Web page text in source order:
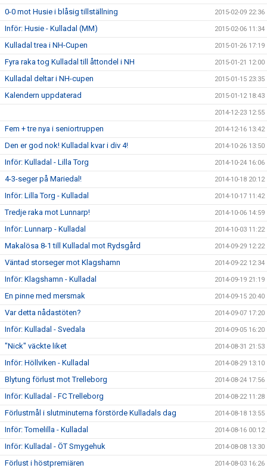
0-0 mot Husie i blåsig tillställning 2015-02-09 22:36
Inför: Husie - Kulladal (MM) 2015-02-06 11:34
Kulladal trea i NH-Cupen 2015-01-26 17:19
Fyra raka tog Kulladal till åttondel i NH 2015-01-21 12:00
Kulladal deltar i NH-cupen 2015-01-15 23:35
Kalendern uppdaterad 2015-01-12 18:43
2014-12-23 12:55
Fem + tre nya i seniortruppen 2014-12-16 13:42
Den er god nok! Kulladal kvar i div 4! 2014-10-26 13:50
Inför: Kulladal - Lilla Torg 2014-10-24 16:06
4-3-seger på Mariedal! 2014-10-18 20:12
Inför: Lilla Torg - Kulladal 2014-10-17 11:42
Tredje raka mot Lunnarp! 2014-10-06 14:59
Inför: Lunnarp - Kulladal 2014-10-03 11:22
Makalösa 8-1 till Kulladal mot Rydsgård 2014-09-29 12:22
Väntad storseger mot Klagshamn 2014-09-22 12:34
Inför: Klagshamn - Kulladal 2014-09-19 21:19
En pinne med mersmak 2014-09-15 20:40
Var detta nådastöten? 2014-09-07 17:20
Inför: Kulladal - Svedala 2014-09-05 16:20
"Nick" väckte liket 2014-08-31 21:53
Inför: Höllviken - Kulladal 2014-08-29 13:10
Blytung förlust mot Trelleborg 2014-08-24 17:56
Inför: Kulladal - FC Trelleborg 2014-08-22 11:28
Förlustmål i slutminuterna förstörde Kulladals dag 2014-08-18 13:55
Inför: Tomelilla - Kulladal 2014-08-16 00:12
Inför: Kulladal - ÖT Smygehuk 2014-08-08 13:30
Förlust i höstpremiären 2014-08-03 16:26